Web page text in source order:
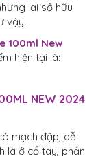
lại sở hữu
vậy.
100ml New
hiện tại là:
NEW 2024
mạch đập, dễ
là ở cổ tay, phần